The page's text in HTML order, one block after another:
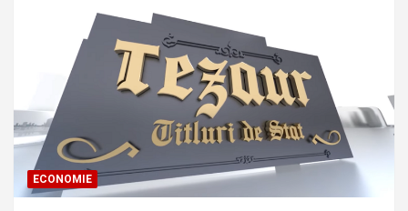
ECONOMIE